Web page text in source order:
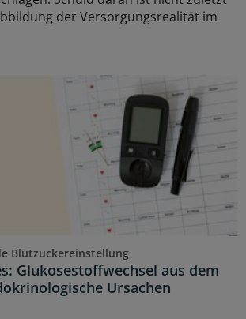
der Versorgungsrealität im
Blutzuckereinstellung
Glukosestoffwechsel aus dem
Ursachen